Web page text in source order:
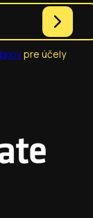
pre účely